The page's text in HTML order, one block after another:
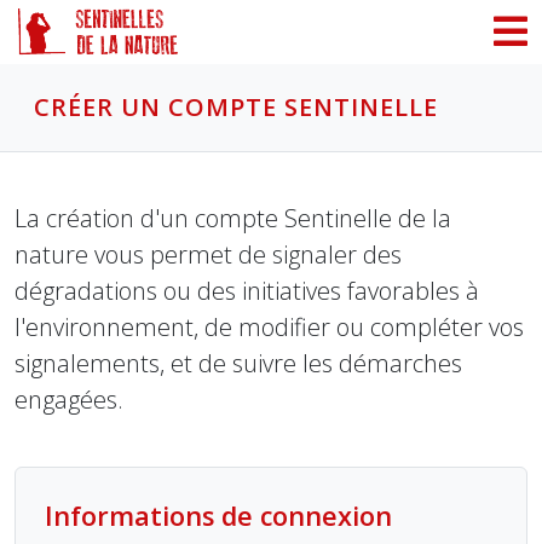
CRÉER UN COMPTE SENTINELLE
La création d'un compte Sentinelle de la
nature vous permet de signaler des
dégradations ou des initiatives favorables à
l'environnement, de modifier ou compléter vos
signalements, et de suivre les démarches
engagées.
Informations de connexion
Panneau de gestion des cookies